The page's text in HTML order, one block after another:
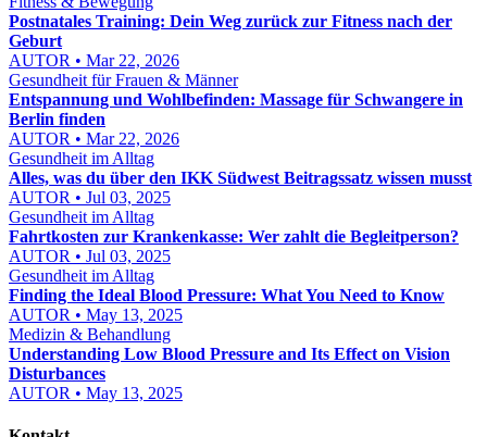
Postnatales Training: Dein Weg zurück zur Fitness nach der
Geburt
AUTOR • Mar 22, 2026
Gesundheit für Frauen & Männer
Entspannung und Wohlbefinden: Massage für Schwangere in
Berlin finden
AUTOR • Mar 22, 2026
Gesundheit im Alltag
Alles, was du über den IKK Südwest Beitragssatz wissen musst
AUTOR • Jul 03, 2025
Gesundheit im Alltag
Fahrtkosten zur Krankenkasse: Wer zahlt die Begleitperson?
AUTOR • Jul 03, 2025
Gesundheit im Alltag
Finding the Ideal Blood Pressure: What You Need to Know
AUTOR • May 13, 2025
Medizin & Behandlung
Understanding Low Blood Pressure and Its Effect on Vision
Disturbances
AUTOR • May 13, 2025